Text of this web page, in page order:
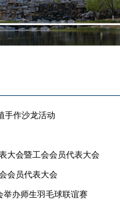
手作沙龙活动
大会暨工会会员代表大会
会员代表大会
办师生羽毛球联谊赛